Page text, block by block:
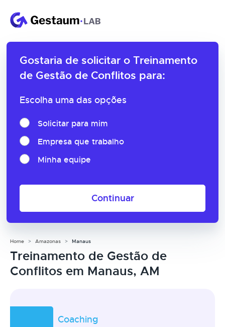
Gostaria de solicitar o Treinamento
de Gestão de Conflitos para:
Escolha uma das opções
Solicitar para mim
Empresa que trabalho
Minha equipe
Continuar
Home Amazonas Manaus
Treinamento de Gestão de
Conflitos em Manaus, AM